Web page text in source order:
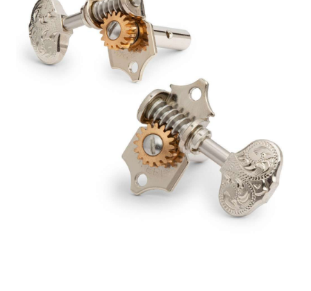
Мой аккаунт
Оставить отзыв
Подтверждение заказа